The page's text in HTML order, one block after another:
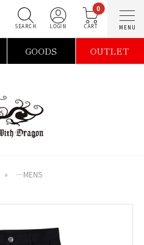
0
GOODS OUTLET
»
―MENS